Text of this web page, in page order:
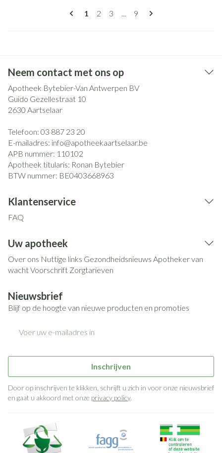
Pagina's
U lees momenteel pagina
1 Pagina
2 Pagina
3 ... Pagina
9
Neem contact met ons op
Apotheek Bytebier-Van Antwerpen BV
Guido Gezellestraat 10
2630 Aartselaar
Telefoon: 03 887 23 20
E-mailadres: info@apotheekaartselaar.be
APB nummer: 110102
Apotheek titularis: Ronan Bytebier
BTW nummer: BE0403668963
Klantenservice
FAQ
Uw apotheek
Over ons Nuttige links Gezondheidsnieuws Apotheker van
wachtVoorschrift Zorgtarieven
Nieuwsbrief
Blijf op de hoogte van nieuwe producten en promoties
Inschrijven
Door op inschrijven te klikken, schrijft u zich in voor onze nieuwsbrief
en gaat u akkoord met onze privacy policy.